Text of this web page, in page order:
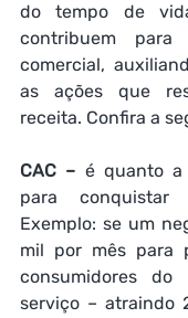
do tempo de
contribuem para
comercial,
as ações que
receita. Confira a
CAC – é quanto a
para conquistar
Exemplo: se um
mil por mês para
consumidores
serviço – atraindo